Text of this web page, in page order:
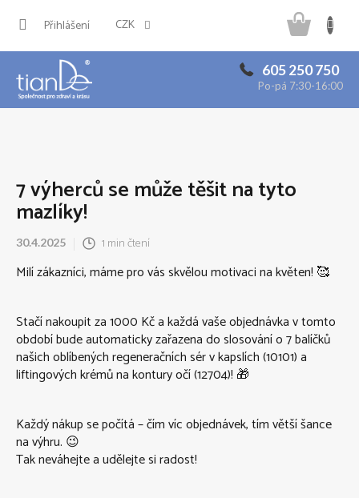
CZK
Přihlášení
605 250 750
Po-pá 7:30-16:00
košík
7 výherců se může těšit na tyto
mazlíky!
30.4.2025 1 min čtení
Milí zákazníci, máme pro vás skvělou motivaci na květen! 🥰
Stačí nakoupit za 1000 Kč a každá vaše objednávka v tomto
období bude automaticky zařazena do slosování o 7 balíčků
našich oblíbených regeneračních sér v kapslích (10101) a
liftingových krémů na kontury očí (12704)! 🎁
Každý nákup se počítá – čím víc objednávek, tím větší šance
na výhru. 😉
Tak neváhejte a udělejte si radost!